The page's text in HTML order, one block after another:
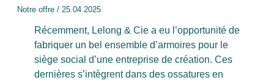
Notre offre / 25.04.2025
Récemment, Lelong & Cie a eu l’opportunité de
fabriquer un bel ensemble d’armoires pour le
siège social d’une entreprise de création. Ces
dernières s’intègrent dans des ossatures en